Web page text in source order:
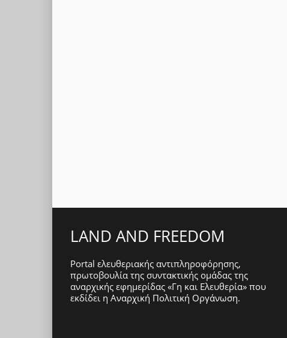
LAND AND FREEDOM
Portal ελευθεριακής αντιπληροφόρησης,
πρωτοβουλία της συντακτικής ομάδας της
αναρχικής εφημερίδας «Γη και Ελευθερία» που
εκδίδει η Αναρχική Πολιτική Οργάνωση.